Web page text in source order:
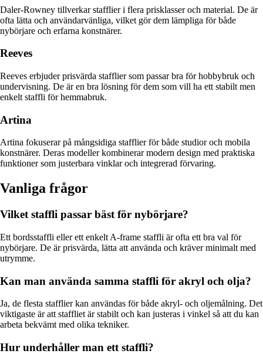
Daler-Rowney tillverkar stafflier i flera prisklasser och material. De är
ofta lätta och användarvänliga, vilket gör dem lämpliga för både
nybörjare och erfarna konstnärer.
Reeves
Reeves erbjuder prisvärda stafflier som passar bra för hobbybruk och
undervisning. De är en bra lösning för dem som vill ha ett stabilt men
enkelt staffli för hemmabruk.
Artina
Artina fokuserar på mångsidiga stafflier för både studior och mobila
konstnärer. Deras modeller kombinerar modern design med praktiska
funktioner som justerbara vinklar och integrerad förvaring.
Vanliga frågor
Vilket staffli passar bäst för nybörjare?
Ett bordsstaffli eller ett enkelt A-frame staffli är ofta ett bra val för
nybörjare. De är prisvärda, lätta att använda och kräver minimalt med
utrymme.
Kan man använda samma staffli för akryl och olja?
Ja, de flesta stafflier kan användas för både akryl- och oljemålning. Det
viktigaste är att staffliet är stabilt och kan justeras i vinkel så att du kan
arbeta bekvämt med olika tekniker.
Hur underhåller man ett staffli?